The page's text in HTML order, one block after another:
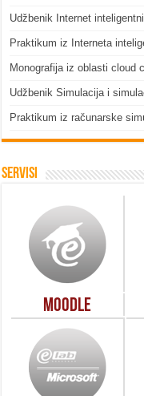
Udžbenik Internet
Praktikum iz Interneta
Monografija iz oblasti cloud
Udžbenik Simulacija i
Praktikum iz računarske
Servisi
Moodle